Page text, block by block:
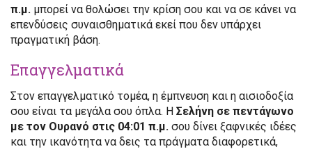
π.μ. μπορεί να θολώσει την κρίση σου και να σε κάνει να
επενδύσεις συναισθηματικά εκεί που δεν υπάρχει
πραγματική βάση.
Επαγγελματικά
Στον επαγγελματικό τομέα, η έμπνευση και η αισιοδοξία
σου είναι τα μεγάλα σου όπλα. Η Σελήνη σε πεντάγωνο
με τον Ουρανό στις 04:01 π.μ. σου δίνει ξαφνικές ιδέες
και την ικανότητα να δεις τα πράγματα διαφορετικά,